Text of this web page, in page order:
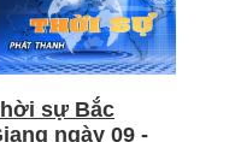
sự Bắc
ngày 09 -